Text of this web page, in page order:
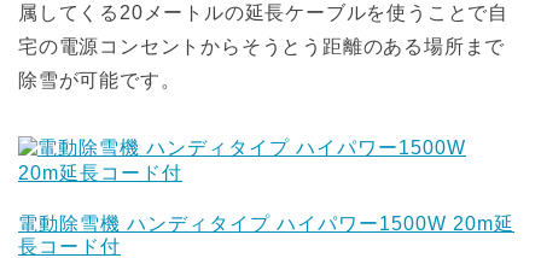
属してくる20メートルの延長ケーブルを使うことで自
宅の電源コンセントからそうとう距離のある場所まで
除雪が可能です。
電動除雪機 ハンディタイプ ハイパワー1500W 20m延
長コード付